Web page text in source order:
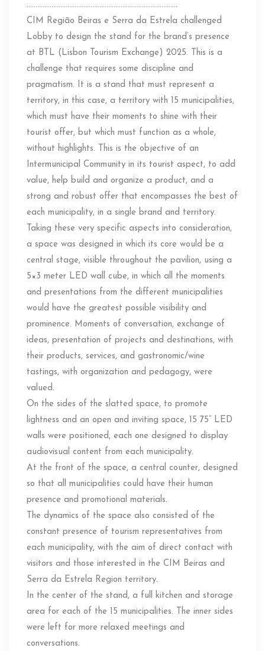
………………………………………………………………………….
CIM Região Beiras e Serra da Estrela challenged
Lobby to design the stand for the brand’s presence
at BTL (Lisbon Tourism Exchange) 2025. This is a
challenge that requires some discipline and
pragmatism. It is a stand that must represent a
territory, in this case, a territory with 15 municipalities,
which must have their moments to shine with their
tourist offer, but which must function as a whole,
without highlights. This is the objective of an
Intermunicipal Community in its tourist aspect, to add
value, help build and organize a product, and a
strong and robust offer that encompasses the best of
each municipality, in a single brand and territory.
Taking these very specific aspects into consideration,
a space was designed in which its core would be a
central stage, visible throughout the pavilion, using a
5×3 meter LED wall cube, in which all the moments
and presentations from the different municipalities
would have the greatest possible visibility and
prominence. Moments of conversation, exchange of
ideas, presentation of projects and destinations, with
their products, services, and gastronomic/wine
tastings, with organization and pedagogy, were
valued.
On the sides of the slatted space, to promote
lightness and an open and inviting space, 15 75” LED
walls were positioned, each one designed to display
audiovisual content from each municipality.
At the front of the space, a central counter, designed
so that all municipalities could have their human
presence and promotional materials.
The dynamics of the space also consisted of the
constant presence of tourism representatives from
each municipality, with the aim of direct contact with
visitors and those interested in the CIM Beiras and
Serra da Estrela Region territory.
In the center of the stand, a full kitchen and storage
area for each of the 15 municipalities. The inner sides
were left for more relaxed meetings and
conversations.